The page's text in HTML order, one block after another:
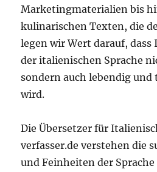
Marketingmaterialien bis
kulinarischen Texten, die
legen wir Wert darauf, dass
der italienischen Sprache
sondern auch lebendig
wird.
Die Übersetzer für
verfasser.de verstehen die
und Feinheiten der